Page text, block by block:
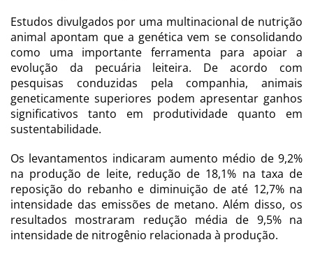
Estudos divulgados por uma multinacional de nutrição
animal apontam que a genética vem se consolidando
como uma importante ferramenta para apoiar a
evolução da pecuária leiteira. De acordo com
pesquisas conduzidas pela companhia, animais
geneticamente superiores podem apresentar ganhos
significativos tanto em produtividade quanto em
sustentabilidade.
Os levantamentos indicaram aumento médio de 9,2%
na produção de leite, redução de 18,1% na taxa de
reposição do rebanho e diminuição de até 12,7% na
intensidade das emissões de metano. Além disso, os
resultados mostraram redução média de 9,5% na
intensidade de nitrogênio relacionada à produção.